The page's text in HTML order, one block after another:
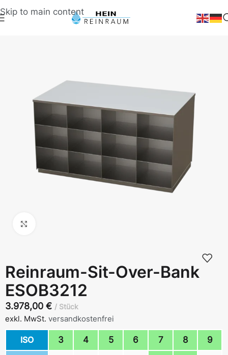
Skip to main content
Reinraum-Sit-Over-Bank
ESOB3212
3.978,00 € Stück
exkl. MwSt. versandkostenfrei
ISO 3 4 5 6 7 8 9